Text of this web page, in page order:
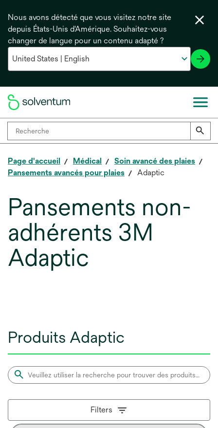
Nous avons détecté que vous visitez notre site
depuis États-Unis d'Amérique. Souhaitez-vous
changer de langue pour un contenu adapté ?
Page d'accueil Médical
Soin avancé des plaies
Pansements avancés pour plaies
Adaptic
Pansements non-
adhérents 3M
Adaptic
Produits Adaptic
Filters